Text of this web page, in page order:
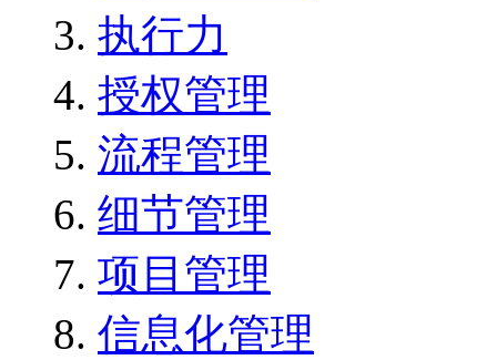
执行力
授权管理
流程管理
细节管理
项目管理
信息化管理